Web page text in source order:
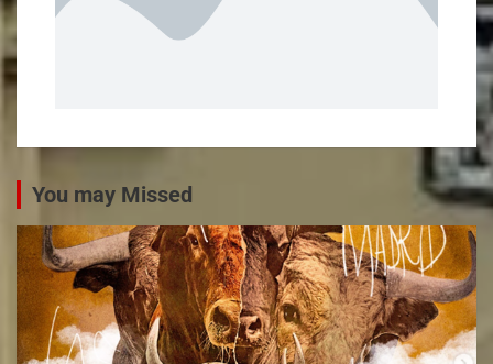
You may Missed